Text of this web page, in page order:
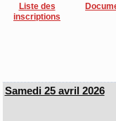
Liste des
inscriptions
Samedi 25 avril 2026